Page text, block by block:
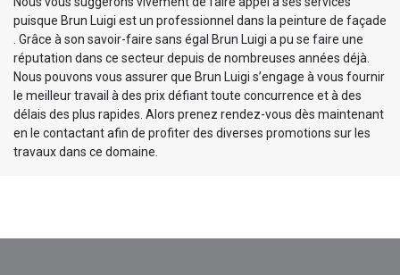
puisque Brun Luigi est un professionnel dans la peinture de façade
. Grâce à son savoir-faire sans égal Brun Luigi a pu se faire une
réputation dans ce secteur depuis de nombreuses années déjà.
Nous pouvons vous assurer que Brun Luigi s’engage à vous fournir
le meilleur travail à des prix défiant toute concurrence et à des
délais des plus rapides. Alors prenez rendez-vous dès maintenant
en le contactant afin de profiter des diverses promotions sur les
travaux dans ce domaine.